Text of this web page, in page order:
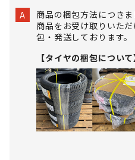
A
商品の梱包方法につき
商品をお受け取りいた
包・発送しております。
【タイヤの梱包について